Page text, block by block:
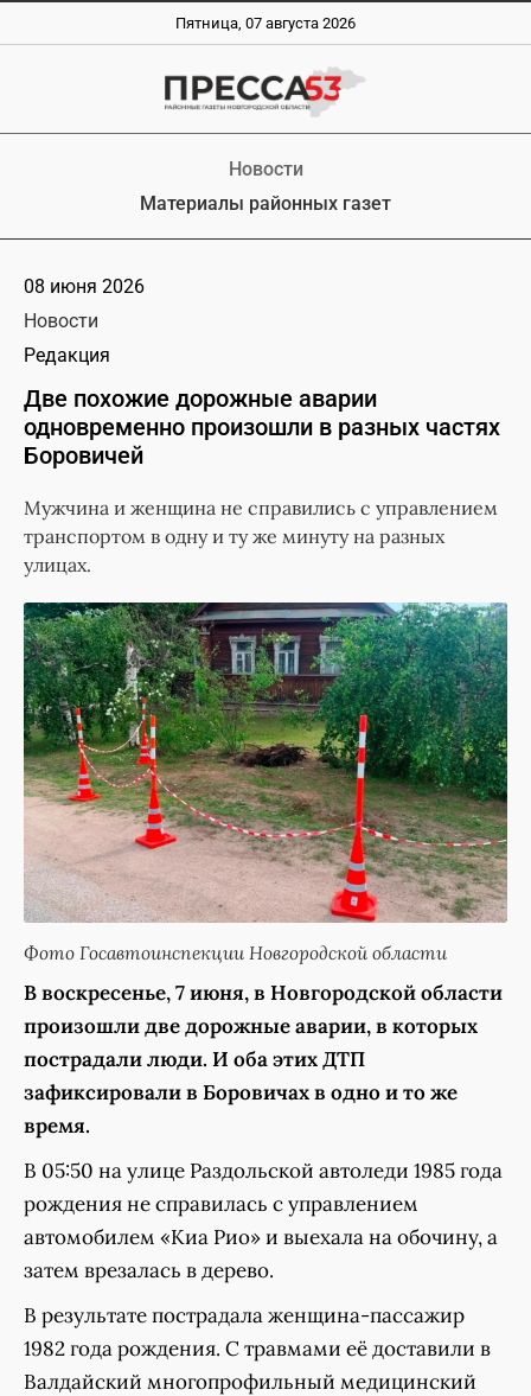
Пятница, 07 августа 2026
Новости
Материалы районных газет
08 июня 2026
Новости
Редакция
Две похожие дорожные аварии
одновременно произошли в разных частях
Боровичей
Мужчина и женщина не справились с управлением
транспортом в одну и ту же минуту на разных
улицах.
Фото Госавтоинспекции Новгородской области
В воскресенье, 7 июня, в Новгородской области
произошли две дорожные аварии, в которых
пострадали люди. И оба этих ДТП
зафиксировали в Боровичах в одно и то же
время.
В 05:50 на улице Раздольской автоледи 1985 года
рождения не справилась с управлением
автомобилем «Киа Рио» и выехала на обочину, а
затем врезалась в дерево.
В результате пострадала женщина-пассажир
1982 года рождения. С травмами её доставили в
Валдайский многопрофильный медицинский